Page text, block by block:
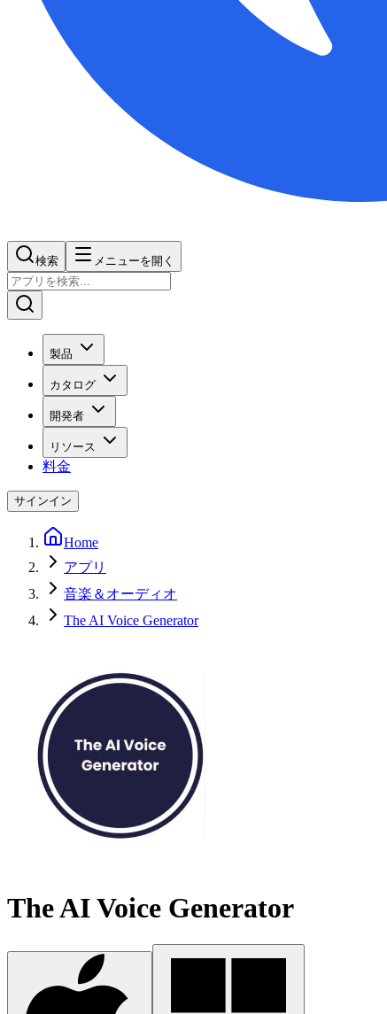
検索 メニューを開く
製品
カタログ
開発者
リソース
料金
サインイン
Home
アプリ
音楽＆オーディオ
The AI Voice Generator
The AI Voice Generator